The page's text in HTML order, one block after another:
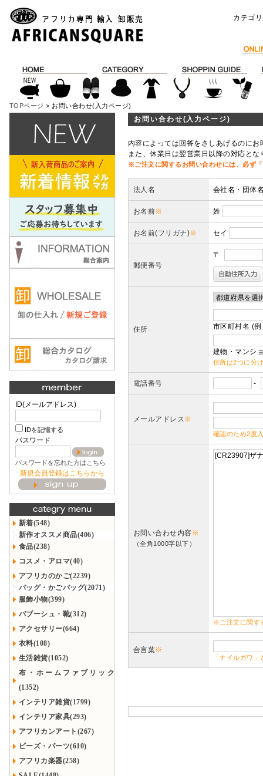
カテゴ
TOPページ > お問い合わせ(入力ページ)
ID(メールアドレス)
IDを記憶する
パスワード
パスワードを忘れた方はこちら
新規会員登録はこちらから
新着(548)
新作オススメ商品(406)
食品(238)
コスメ・アロマ(40)
アフリカのかご(2239)
バッグ・かごバッグ(2071)
服飾小物(399)
バブーシュ・靴(312)
アクセサリー(664)
衣料(108)
生活雑貨(1052)
布・ホームファブリック
(1352)
インテリア雑貨(1799)
インテリア家具(293)
アフリカンアート(267)
ビーズ・パーツ(610)
アフリカ楽器(258)
お問い合わせ(入力ページ)
内容によっては回答をさしあげるのに
また、休業日は翌営業日以降の対応と
※ご注文に関するお問い合わせには、必ず
法人名 会社名・団体
お名前※ 姓
お名前(フリガナ)※ セイ
郵便番号
〒
住所 市区町村名 (
建物・マンシ
住所は2つに分
電話番号 -
メールアドレス※
確認のため2度
お問い合わせ内容※
（全角1000字以下）
※ご注文に関す
合言葉※
「ナイルガワ